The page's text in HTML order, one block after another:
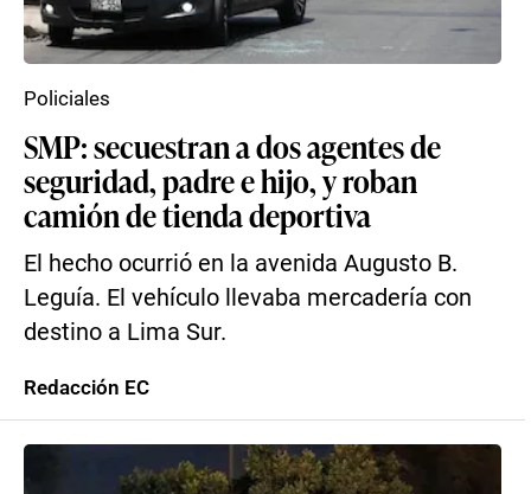
SMP: secuestran a dos agentes de
seguridad, padre e hijo, y roban
camión de tienda deportiva
El hecho ocurrió en la avenida Augusto B.
Leguía. El vehículo llevaba mercadería con
destino a Lima Sur.
Policiales
Redacción EC